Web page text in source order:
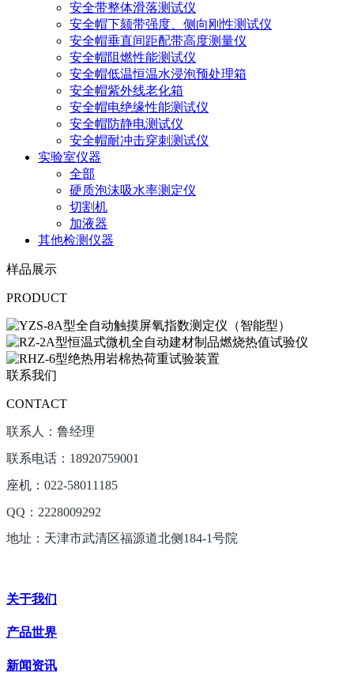
安全带整体滑落测试仪
安全帽下颏带强度、侧向刚性测试仪
安全帽垂直间距配带高度测量仪
安全帽阻燃性能测试仪
安全帽低温恒温水浸泡预处理箱
安全帽紫外线老化箱
安全帽电绝缘性能测试仪
安全帽防静电测试仪
安全帽耐冲击穿刺测试仪
实验室仪器
全部
硬质泡沫吸水率测定仪
切割机
加液器
其他检测仪器
样品展示
PRODUCT
联系我们
CONTACT
联系人：鲁经理
联系电话：18920759001
座机：022-58011185
QQ：2228009292
地址：天津市武清区福源道北侧184-1号院
关于我们
产品世界
新闻资讯